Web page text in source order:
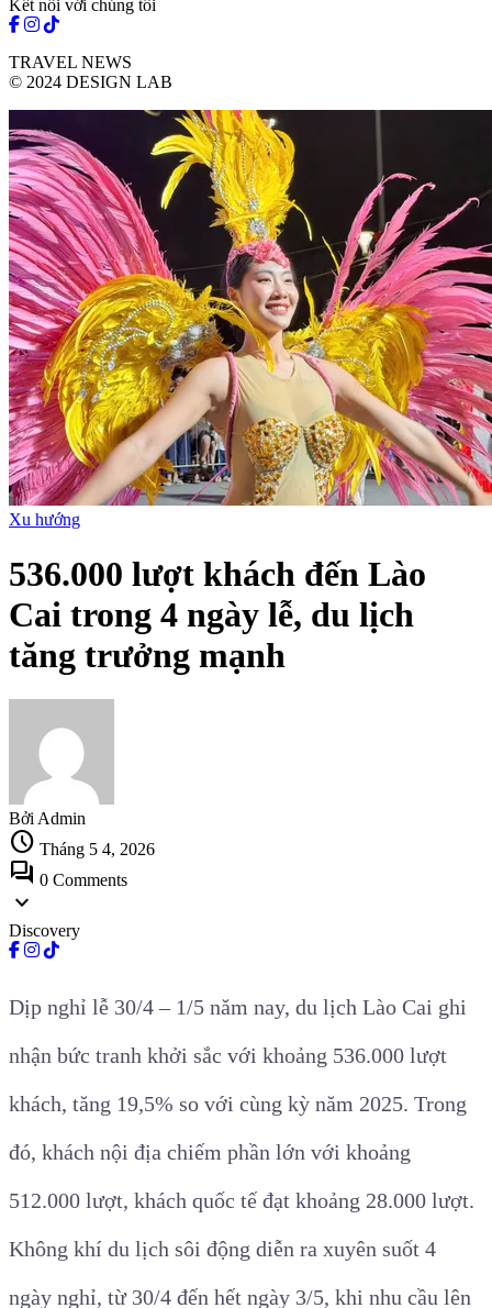
Kết nối với chúng tôi
TRAVEL NEWS
© 2024 DESIGN LAB
Xu hướng
536.000 lượt khách đến Lào
Cai trong 4 ngày lễ, du lịch
tăng trưởng mạnh
Bởi Admin
schedule Tháng 5 4, 2026
forum 0 Comments
expand_more
Discovery
Dịp nghỉ lễ 30/4 – 1/5 năm nay, du lịch Lào Cai ghi
nhận bức tranh khởi sắc với khoảng 536.000 lượt
khách, tăng 19,5% so với cùng kỳ năm 2025. Trong
đó, khách nội địa chiếm phần lớn với khoảng
512.000 lượt, khách quốc tế đạt khoảng 28.000 lượt.
Không khí du lịch sôi động diễn ra xuyên suốt 4
ngày nghỉ, từ 30/4 đến hết ngày 3/5, khi nhu cầu lên